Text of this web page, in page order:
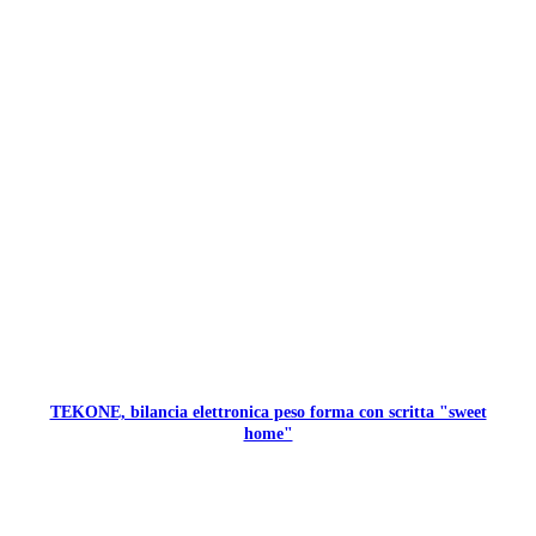
TEKONE, bilancia elettronica peso forma con scritta "sweet
home"